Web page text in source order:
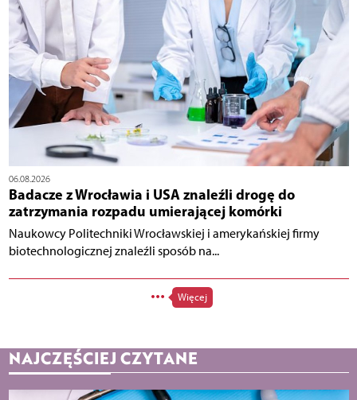
06.08.2026
Badacze z Wrocławia i USA znaleźli drogę do
zatrzymania rozpadu umierającej komórki
Naukowcy Politechniki Wrocławskiej i amerykańskiej firmy
biotechnologicznej znaleźli sposób na...
Więcej
NAJCZĘŚCIEJ CZYTANE